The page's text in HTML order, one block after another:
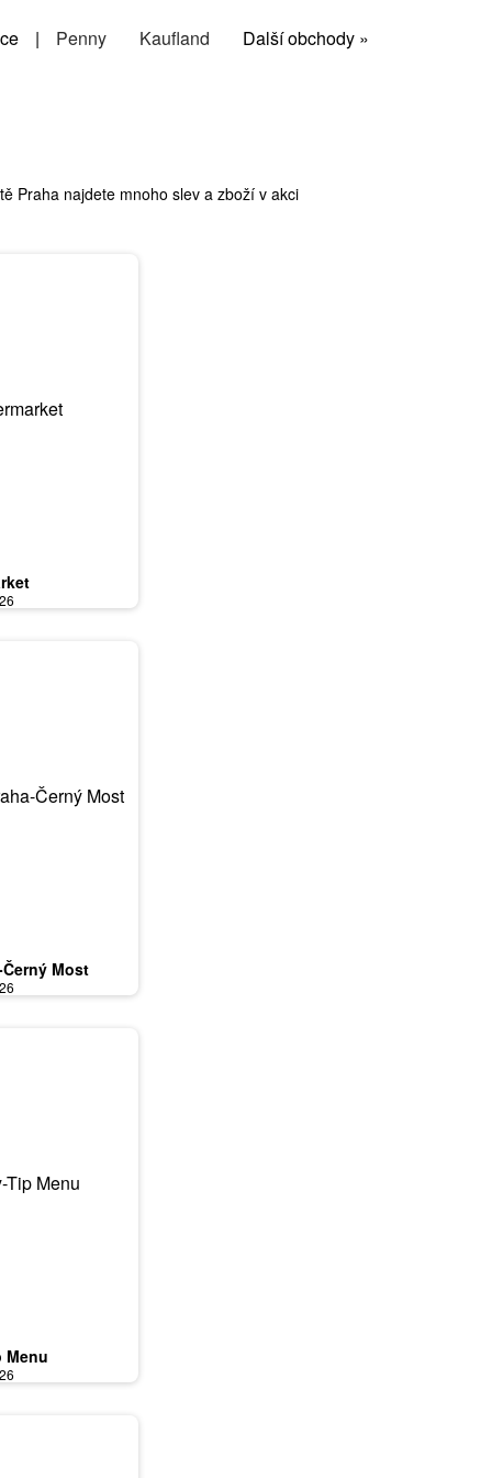
| Penny Kaufland Další obchody »
Praha najdete mnoho slev a zboží v akci
Most
Menu